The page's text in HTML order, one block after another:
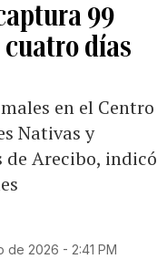
99
días
en el Centro
Nativas y
de Arecibo, indicó
de 2026 - 2:41 PM